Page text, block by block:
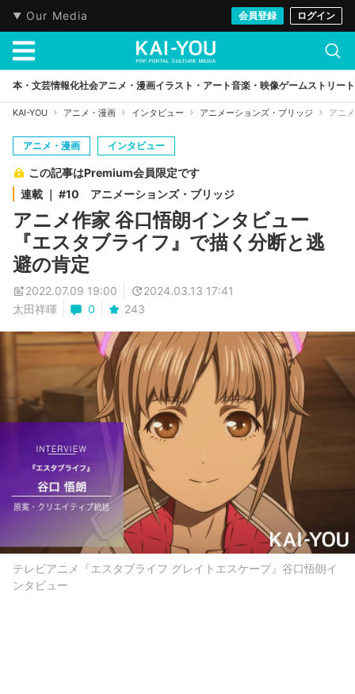
Our Media 会員登録 ログイン
本・文芸情報化社会アニメ・漫画イラスト・アート音楽・映像ゲームストリート
KAI-YOU アニメ・漫画 インタビュー アニメーションズ・ブリッジ アニ
アニメ・漫画 インタビュー
この記事はPremium会員限定です
連載 ｜ #10 アニメーションズ・ブリッジ
アニメ作家 谷口悟朗インタビュー
『エスタブライフ』で描く分断と逃
避の肯定
2022.07.09 19:00
2024.03.13 17:41
太田祥暉
0 243
テレビアニメ『エスタブライフ グレイトエスケープ』谷口悟朗イ
ンタビュー